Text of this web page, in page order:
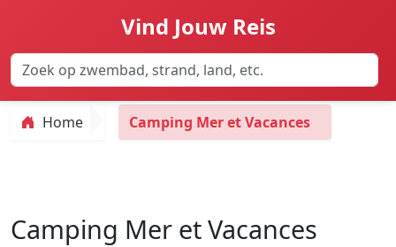
Vind Jouw Reis
Home Camping Mer et Vacances
Camping Mer et Vacances